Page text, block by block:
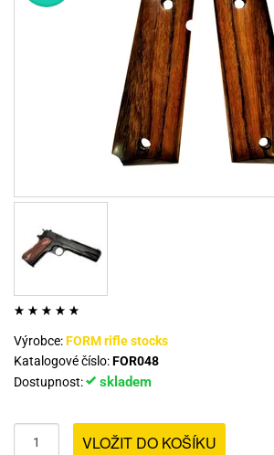
DETEKTORY KOVŮ
Výrobce:FORM rifle stocks
Katalogové číslo:FOR048
Dostupnost:
skladem
VLOŽIT DO KOŠÍKU